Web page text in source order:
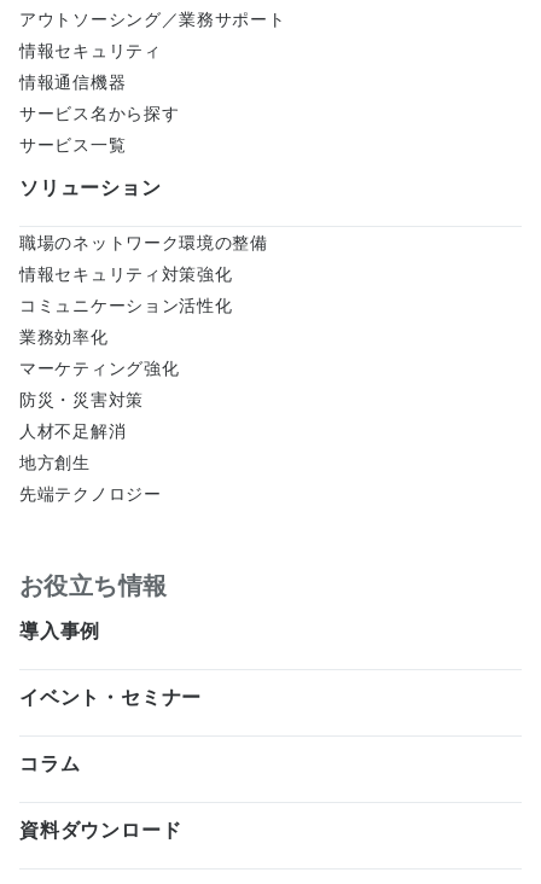
当サイト内の取扱説明書ファイルをブラウザ上で開
こうとした場合、ファイルによっては正しく表示さ
れない場合もあります。その場合は、次の手順にて
ファイルを開いてください。 該当する取扱説明書フ
ァイルのPDFアイコンを右クリックする。
「対象をファイルに保存」を選択し、ファイルをパ
ダウンロードしたファイルを実行する。
電子取扱説明書はPDFファイルです。比較的容量が
大きいものもあります。ダウンロードによる損害が
生じても弊社は一切の責任を負いませんことをあら
かじめご了承ください。
アウトソーシング／業務サポート
情報セキュリティ
情報通信機器
サービス名から探す
サービス一覧
ソリューション
職場のネットワーク環境の整備
情報セキュリティ対策強化
コミュニケーション活性化
業務効率化
マーケティング強化
防災・災害対策
人材不足解消
地方創生
先端テクノロジー
お役立ち情報
導入事例
イベント・セミナー
コラム
資料ダウンロード